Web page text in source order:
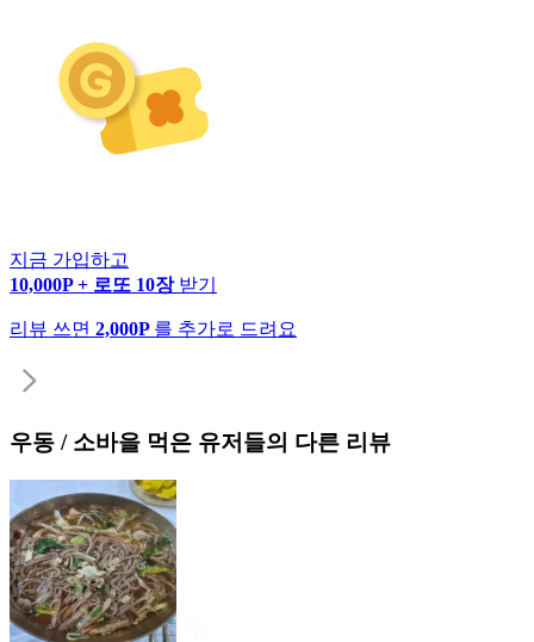
지금 가입하고
10,000P + 로또 10장 받기
리뷰 쓰면 2,000P 를 추가로 드려요
우동 / 소바을 먹은 유저들의 다른 리뷰